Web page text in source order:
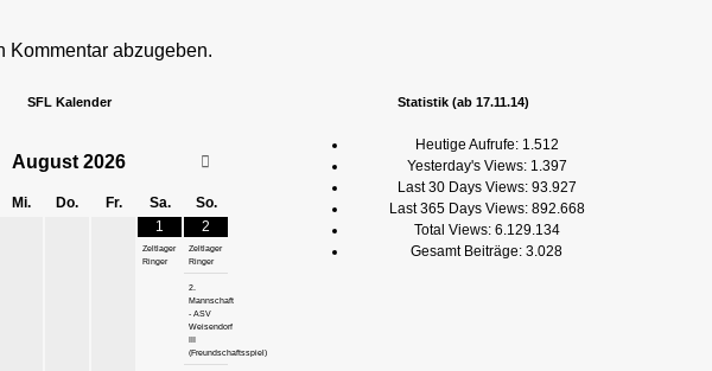
Kommentar abzugeben.
SFL Kalender
August 2026
Mi. Do. Fr. Sa.
So.
1
Zeltlager
Ringer
2
Zeltlager
Ringer
2.
Mannschaft
- ASV
Weisendorf
(Freundschaftsspiel)
Statistik (ab 17.11.14)
Heutige Aufrufe: 1.512
Yesterday's Views: 1.397
Last 30 Days Views: 93.927
Last 365 Days Views: 892.668
Total Views: 6.129.134
Gesamt Beiträge: 3.028